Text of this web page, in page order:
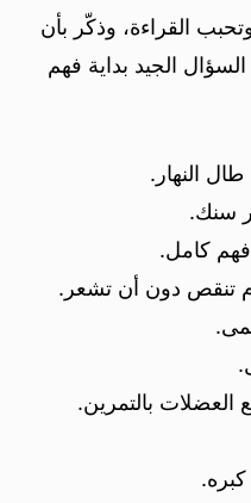
القراءة، وذكّر بأن
الجيد بداية فهم
النهار.
سنك.
كامل.
تنقص دون أن تشعر.
العضلات بالتمرين.